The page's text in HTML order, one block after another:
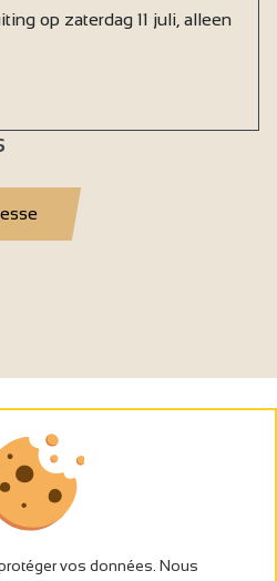
op zaterdag 11 juli, alleen
vos données. Nous